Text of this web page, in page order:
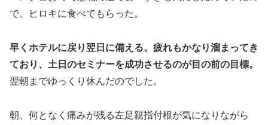
で、ヒロキに食べてもらった。
早くホテルに戻り翌日に備える。疲れもかなり溜まってき
ており、土日のセミナーを成功させるのが目の前の目標。
翌朝までゆっくり休んだのでした。
朝、何となく痛みが残る左足親指付根が気になりながら